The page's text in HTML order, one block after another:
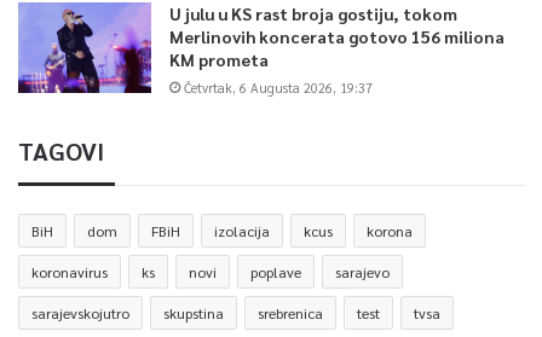
U julu u KS rast broja gostiju, tokom
Merlinovih koncerata gotovo 156 miliona
KM prometa
Četvrtak, 6 Augusta 2026, 19:37
TAGOVI
BiH dom FBiH izolacija kcus korona
koronavirus ks novi poplave sarajevo
sarajevskojutro skupstina srebrenica test tvsa